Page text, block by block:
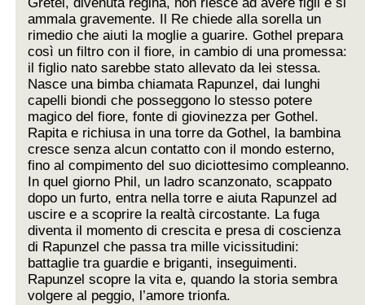
ammala gravemente. Il Re chiede alla sorella un
rimedio che aiuti la moglie a guarire. Gothel prepara
così un filtro con il fiore, in cambio di una promessa:
il figlio nato sarebbe stato allevato da lei stessa.
Nasce una bimba chiamata Rapunzel, dai lunghi
capelli biondi che posseggono lo stesso potere
magico del fiore, fonte di giovinezza per Gothel.
Rapita e richiusa in una torre da Gothel, la bambina
cresce senza alcun contatto con il mondo esterno,
fino al compimento del suo diciottesimo compleanno.
In quel giorno Phil, un ladro scanzonato, scappato
dopo un furto, entra nella torre e aiuta Rapunzel ad
uscire e a scoprire la realtà circostante. La fuga
diventa il momento di crescita e presa di coscienza
di Rapunzel che passa tra mille vicissitudini:
battaglie tra guardie e briganti, inseguimenti.
Rapunzel scopre la vita e, quando la storia sembra
volgere al peggio, l’amore trionfa.